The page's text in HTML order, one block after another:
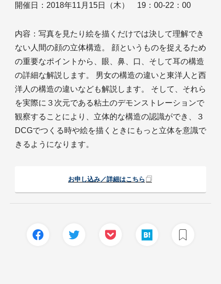
開催日：2018年11月15日（木） 19：00-22：00
内容：写真を見たり絵を描くだけでは決して理解でき
ない人間の顔の立体構造。 顔というものを捉えるため
の重要なポイントから、眼、鼻、口、そして耳の構造
の詳細な解説します。 男女の構造の違いと東洋人と西
洋人の構造の違いなども解説します。 そして、それら
を実際に３次元である粘土のデモンストレーションで
観察することにより、立体的な構造の認識ができ、３
DCGでつくる時や絵を描くときにもっと立体を意識で
きるようになります。
お申し込み／詳細はこちら